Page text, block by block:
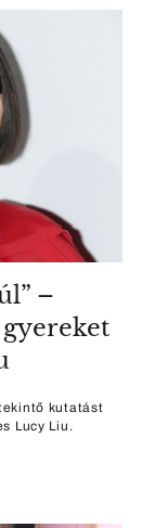
–
kutatást
Lucy Liu.